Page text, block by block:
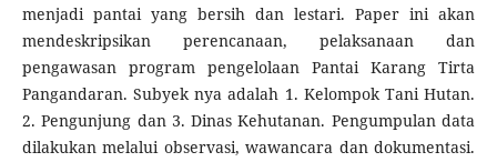
menjadi pantai yang bersih dan lestari. Paper ini akan
mendeskripsikan perencanaan, pelaksanaan dan
pengawasan program pengelolaan Pantai Karang Tirta
Pangandaran. Subyek nya adalah 1. Kelompok Tani Hutan.
2. Pengunjung dan 3. Dinas Kehutanan. Pengumpulan data
dilakukan melalui observasi, wawancara dan dokumentasi.